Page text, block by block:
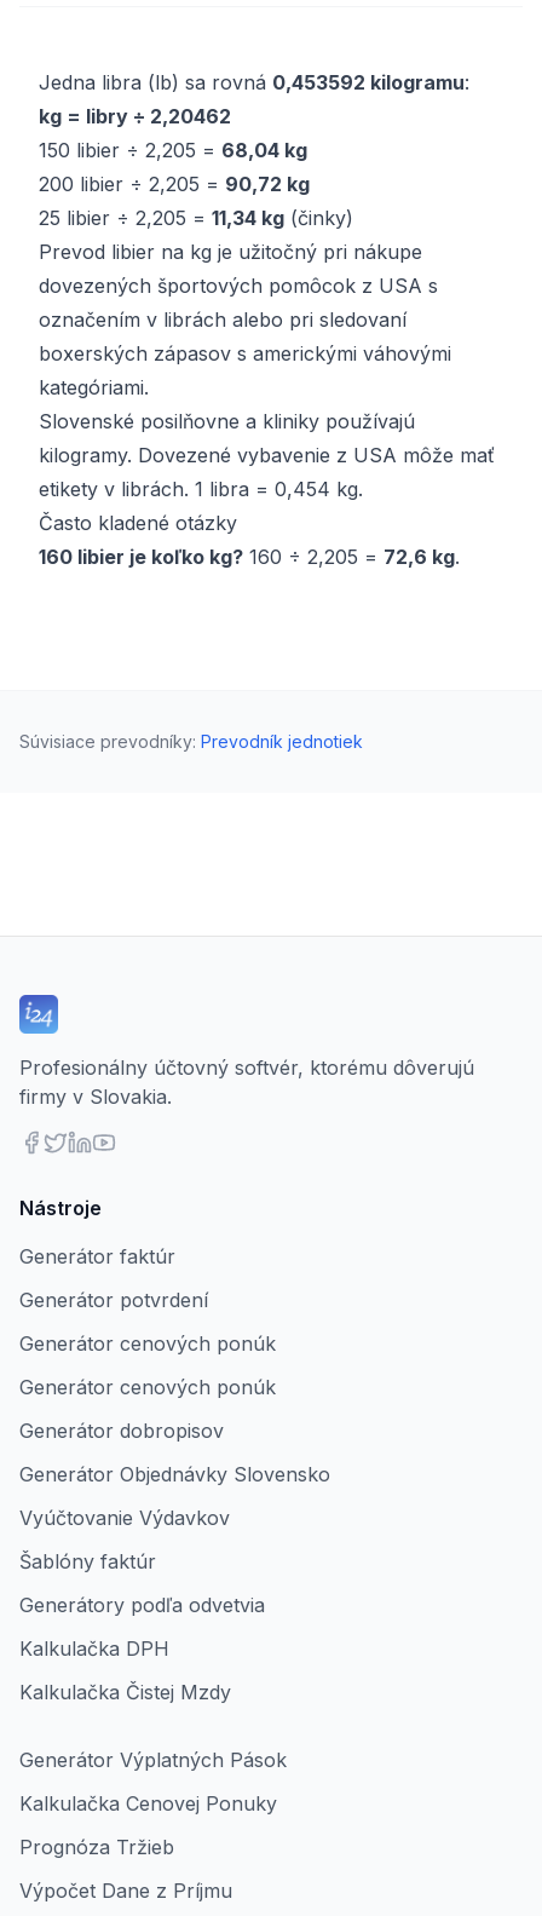
Jedna libra (lb) sa rovná 0,453592 kilogramu:
kg = libry ÷ 2,20462
150 libier ÷ 2,205 = 68,04 kg
200 libier ÷ 2,205 = 90,72 kg
25 libier ÷ 2,205 = 11,34 kg (činky)
Prevod libier na kg je užitočný pri nákupe
dovezených športových pomôcok z USA s
označením v librách alebo pri sledovaní
boxerských zápasov s americkými váhovými
kategóriami.
Slovenské posilňovne a kliniky používajú
kilogramy. Dovezené vybavenie z USA môže mať
etikety v librách. 1 libra = 0,454 kg.
Často kladené otázky
160 libier je koľko kg? 160 ÷ 2,205 = 72,6 kg.
Súvisiace prevodníky: Prevodník jednotiek
Profesionálny účtovný softvér, ktorému dôverujú
firmy v Slovakia.
Nástroje
Generátor faktúr
Generátor potvrdení
Generátor cenových ponúk
Generátor cenových ponúk
Generátor dobropisov
Generátor Objednávky Slovensko
Vyúčtovanie Výdavkov
Šablóny faktúr
Generátory podľa odvetvia
Kalkulačka DPH
Kalkulačka Čistej Mzdy
Generátor Výplatných Pások
Kalkulačka Cenovej Ponuky
Prognóza Tržieb
Výpočet Dane z Príjmu